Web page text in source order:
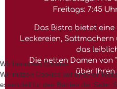
Freitags: 7:45
Das Bistro bietet eine
Leckereien,
das
Die netten Damen von
über Ihren
Wir benutzen Cookies
Wir nutzen Cookies auf unserer
essenziell für den Betrieb der Seite.